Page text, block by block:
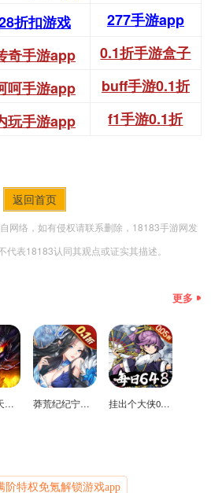
折扣游戏
277手游app
奇手游app
0.1折手游盒子
呵手游app
buff手游0.1折
玩手游app f1手游0.1折
返回首页
网络，如有侵权请联系删除，18183手游网发
代表18183认同其观点或证实其描述。
更多
无尽寒冬天蛇新春送礼版 莽荒纪纪宁传奇0.1折送无限连抽版 挂出个大侠0.05折免单福利版
阶特权免氪解锁游戏app